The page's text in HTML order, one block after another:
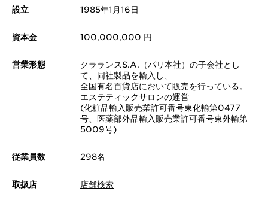
設立 1985年1月16日
資本金 100,000,000 円
営業形態
クラランスS.A.（パリ本社）の子会社とし
て、同社製品を輸入し、
全国有名百貨店において販売を行っている。
エステティックサロンの運営
(化粧品輸入販売業許可番号東化輸第0477
号、医薬部外品輸入販売業許可番号東外輸第
5009号)
従業員数 298名
取扱店 店舗検索